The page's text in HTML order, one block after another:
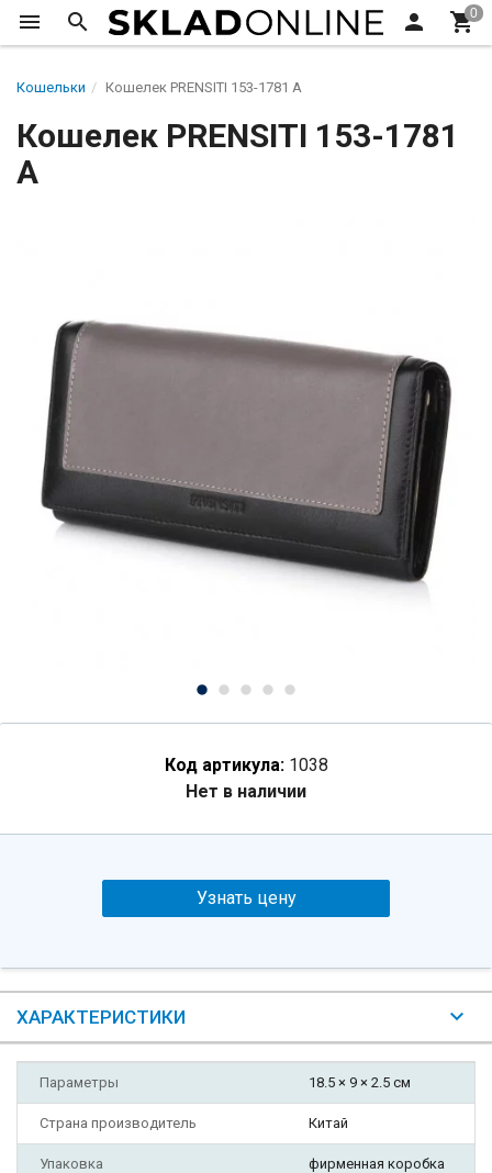
Кошельки Кошелек PRENSITI 153-1781 A
Кошелек PRENSITI 153-1781
A
Код артикула: 1038
Нет в наличии
Узнать цену
ХАРАКТЕРИСТИКИ
Параметры 18.5 × 9 × 2.5 см
Страна производитель Китай
Упаковка фирменная коробка